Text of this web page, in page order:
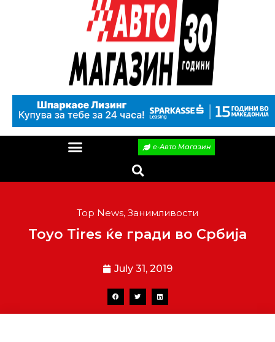
е-Авто Магазин
Top News, Занимливости
Toyo Tires ќе гради во Србија
July 31, 2019